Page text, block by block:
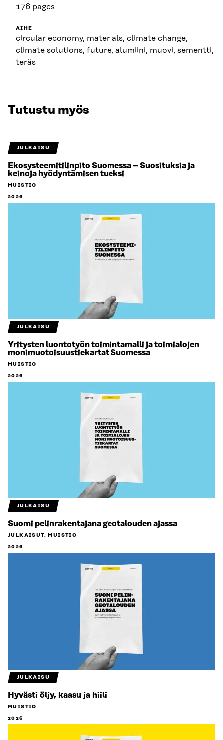
176 pages
AIHE
circular economy, materials, climate change,
climate solutions, future, alumiini, muovi, sementti,
teräs
Tutustu myös
JULKAISU
Ekosysteemitilinpito Suomessa – Suosituksia ja
keinoja hyödyntämisen tueksi
MUISTIO
2026
JULKAISU
Yritysten luontotyön toimintamalli ja toimialojen
monimuotoisuustiekartat Suomessa
MUISTIO
2026
JULKAISU
Suomi pelinrakentajana geotalouden ajassa
JULKAISUT, MUISTIO
2026
JULKAISU
Hyvästi öljy, kaasu ja hiili
MUISTIO
2026